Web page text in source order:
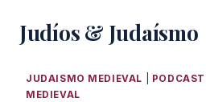
Judíos & Judaísmo
JUDAISMO MEDIEVAL
MEDIEVAL